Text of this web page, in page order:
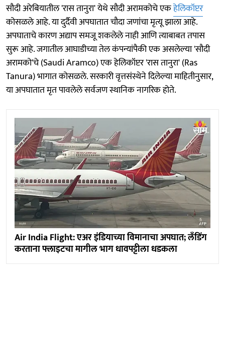
सौदी अरेबियातील 'रास तानुरा' येथे सौदी अरामकोचे एकहेलिकॉप्टर
कोसळले आहे. या दुर्दैवी अपघातात चौदा जणांचा मृत्यू झाला आहे.
अपघाताचे कारण अद्याप समजू शकलेले नाही आणि त्याबाबत तपास
सुरू आहे. जगातील आघाडीच्या तेल कंपन्यांपैकी एक असलेल्या 'सौदी
अरामको'चे (Saudi Aramco) एक हेलिकॉप्टर 'रास तानुरा' (Ras
Tanura) भागात कोसळले. सरकारी वृत्तसंस्थेने दिलेल्या माहितीनुसार,
या अपघातात मृत पावलेले सर्वजण स्थानिक नागरिक होते.
Air India Flight: एअर इंडियाच्या विमानाचा अपघात; लँडिंग
करताना फ्लाइटचा मागील भाग धावपट्टीला धडकला